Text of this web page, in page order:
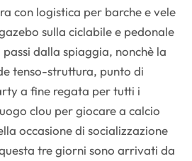
con logistica per barche e vele
sulla ciclabile e pedonale
dalla spiaggia, nonchè la
tenso-struttura, punto di
a fine regata per tutti i
clou per giocare a calcio
occasione di socializzazione
tre giorni sono arrivati da